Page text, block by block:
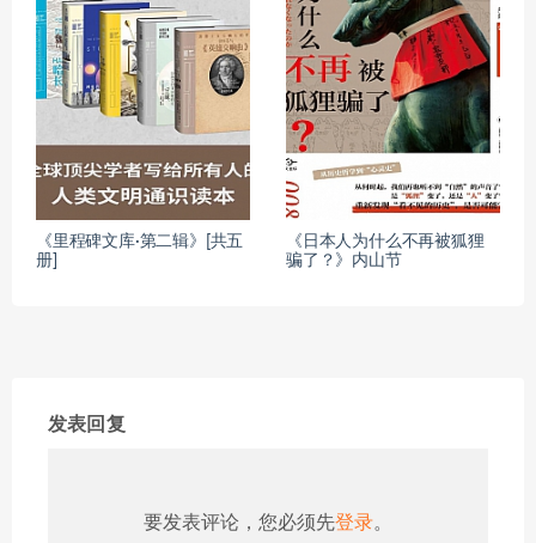
《里程碑文库·第二辑》[共五
册]
《日本人为什么不再被狐狸
骗了？》内山节
发表回复
要发表评论，您必须先登录。